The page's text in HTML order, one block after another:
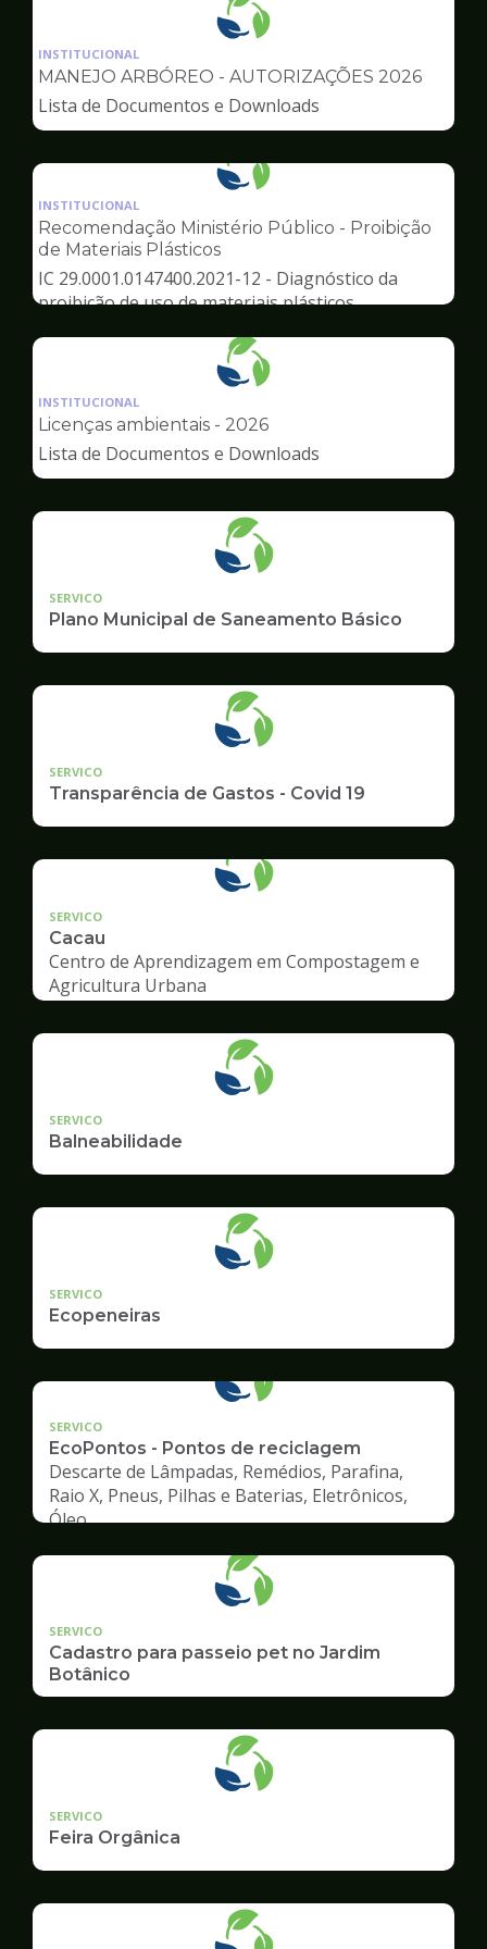
Ilustração
pagina
Meio
INSTITUCIONAL
MANEJO ARBÓREO - AUTORIZAÇÕES 2026
Lista de Documentos e Downloads
Ilustração
pagina
Meio
Ambiente
INSTITUCIONAL
Recomendação Ministério Público - Proibição
de Materiais Plásticos
IC 29.0001.0147400.2021-12 - Diagnóstico da
proibição de uso de materiais plásticos
Ilustração
pagina
Meio
INSTITUCIONAL
Licenças ambientais - 2026
Lista de Documentos e Downloads
SERVICO
Plano Municipal de Saneamento Básico
SERVICO
Transparência de Gastos - Covid 19
SERVICO
Cacau
Centro de Aprendizagem em Compostagem e
Agricultura Urbana
SERVICO
Balneabilidade
SERVICO
Ecopeneiras
SERVICO
EcoPontos - Pontos de reciclagem
Descarte de Lâmpadas, Remédios, Parafina,
Raio X, Pneus, Pilhas e Baterias, Eletrônicos,
Óleo
SERVICO
Cadastro para passeio pet no Jardim
Botânico
SERVICO
Feira Orgânica